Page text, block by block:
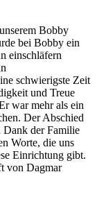
Bobby
bei Bobby ein
einschläfern
schwierigste Zeit
und Treue
war mehr als ein
Der Abschied
Dank der Familie
Worte, die uns
Einrichtung gibt.
von Dagmar